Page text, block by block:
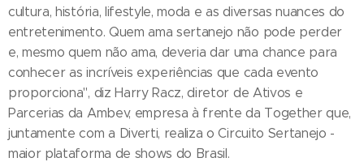
cultura, história, lifestyle, moda e as diversas nuances do
entretenimento. Quem ama sertanejo não pode perder
e, mesmo quem não ama, deveria dar uma chance para
conhecer as incríveis experiências que cada evento
proporciona", diz Harry Racz, diretor de Ativos e
Parcerias da Ambev, empresa à frente da Together que,
juntamente com a Diverti, realiza o Circuito Sertanejo -
maior plataforma de shows do Brasil.